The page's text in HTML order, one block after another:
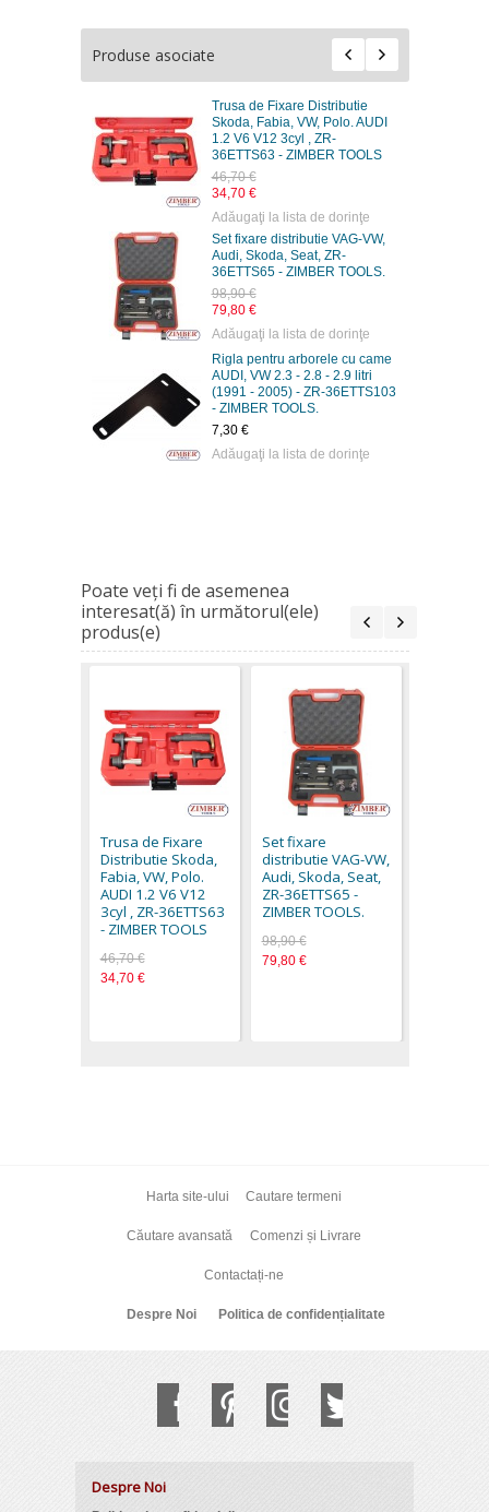
Produse asociate
Trusa de Fixare Distributie
Skoda, Fabia, VW, Polo. AUDI
1.2 V6 V12 3cyl , ZR-
36ETTS63 - ZIMBER TOOLS
46,70 €
34,70 €
Adăugaţi la lista de dorinţe
Set fixare distributie VAG-VW,
Audi, Skoda, Seat, ZR-
36ETTS65 - ZIMBER TOOLS.
98,90 €
79,80 €
Adăugaţi la lista de dorinţe
Rigla pentru arborele cu came
AUDI, VW 2.3 - 2.8 - 2.9 litri
(1991 - 2005) - ZR-36ETTS103
- ZIMBER TOOLS.
7,30 €
Adăugaţi la lista de dorinţe
Poate veţi fi de asemenea
interesat(ă) în următorul(ele)
produs(e)
Trusa de Fixare
Distributie Skoda,
Fabia, VW, Polo.
AUDI 1.2 V6 V12
3cyl , ZR-36ETTS63
- ZIMBER TOOLS
46,70 €
34,70 €
Set fixare
distributie VAG-VW,
Audi, Skoda, Seat,
ZR-36ETTS65 -
ZIMBER TOOLS.
98,90 €
79,80 €
Harta site-ului Cautare termeni
Căutare avansată Comenzi și Livrare
Contactați-ne
Despre Noi Politica de confidențialitate
Despre Noi